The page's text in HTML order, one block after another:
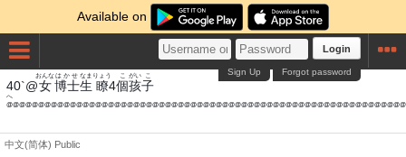
Available on
Login
Forgot password
Sign Up
40`@女
おんな
博士
はかせ
生
なま
瞭
りょう
4個
こ
孩
がい
子
こ
中文(简体) Public